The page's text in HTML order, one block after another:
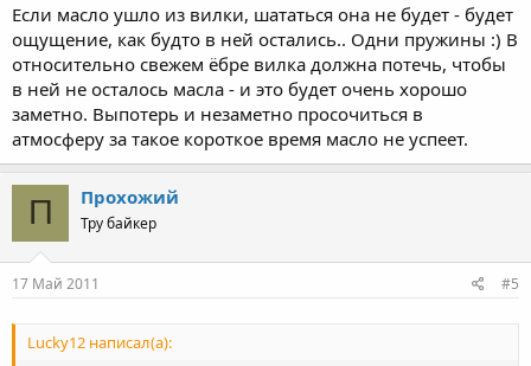
Если масло ушло из вилки, шататься она не будет - будет
ощущение, как будто в ней остались.. Одни пружины :) В
относительно свежем ёбре вилка должна потечь, чтобы
в ней не осталось масла - и это будет очень хорошо
заметно. Выпотерь и незаметно просочиться в
атмосферу за такое короткое время масло не успеет.
П Прохожий
Тру байкер
17 Май 2011 #5
Lucky12 написал(а):